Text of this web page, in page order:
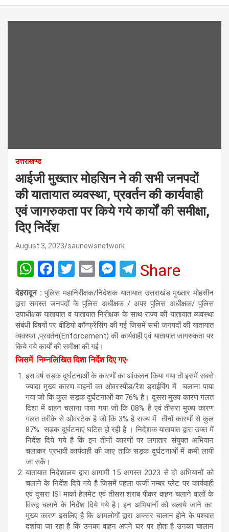
उत्तराखण्ड
आईजी मुख्तार मोहसिन ने की सभी जनपदों
की यातायात व्यवस्था, प्रवर्तन की कार्यवाही
एवं जागरुकता पर किये गये कार्यों की समीक्षा,
दिए निर्देश
August 3, 2023 saunewsnetwork
W
h
at
s
A
p
p
F
a
ce
b
o
o
k
T
wi
tt
er
E
m
ail
M
es
se
n
g
T
el
e
gr
a
Share
देहरादून : पुलिस महानिरीक्षक/निदेशक यातायात उत्तराखंड मुख्तार मोहसीन
द्वारा समस्त जनपदों के पुलिस अधीक्षक / अपर पुलिस अधीक्षक/ पुलिस
उपाधीक्षक यातायात व यातायात निरीक्षक के साथ राज्य की यातायात व्यवस्था
संबंधी विषयों पर वीडियो कॉन्फ्रेंसिंग की गई जिसमें सभी जनपदों की यातायात
व्यवस्था ,प्रवर्तन(Enforcement) की कार्यवाही एवं यातायात जागरुकता पर
किये गये कार्यों की समीक्षा की गई।
जिसमें निम्नलिखित दिशा निर्देश दिए गए-
इस वर्ष सड़क दुर्घटनाओं के कारणों का आंकलन किया गया तो इसमें सबसे
ज्यादा मुख्य कारण वाहनों का ओवरस्पीड/रैश ड्राईविंग में चलाना पाया
गया जो कि कुल सड़क दुर्घटनाओं का 76% है। दूसरा मुख्य कारण गलत
दिशा में वाहन चलाना पाया गया जो कि 08% है एवं तीसरा मुख्य कारण
गलत तरीके से ओवरटेक है जो कि 3% है राज्य में तीनों कारणों से कुल
87% सड़क दुर्घटनाएं घटित हो रही है । निदेशक यातायात द्वारा उक्त में
निर्देश दिये गये है कि इन तीनों कारणों पर लगातार संयुक्त अभियान
चलाकर प्रभावी कार्यवाही की जाए ताकि सड़क दुर्घटनाओं में कमी लायी
जा सकें।
यातायात निदेशालय द्वारा आगामी 15 अगस्त 2023 से दो अभियानों को
चलाने के निर्देश दिये गये है जिसमें पहला फर्जी नम्बर प्लेट पर कार्यवाही
एवं दूसरा ISI मार्का हेलमेट एवं तीसरा शराब पीकर वाहन चलाने वालों के
विरुद्व चलाने के निर्देश दिये गये है। इन अभियानों को चलाये जाने का
मुख्य कारण इसलिए है कि आमलोगों द्वारा अक्सर चालान होने के पश्चात
दर्शाया जा रहा है कि उनका वाहन अपने घर पर होता है उनका चालान